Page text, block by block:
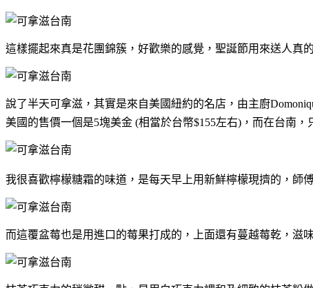
這樣擺起來真是花團錦簇，好歡樂的感覺，聖誕節用來送人真
說了半天可拿滋，其實是來自美國紐約的名店，由主廚
美國的售價一個是5塊美金 (相當於台幣$155左右)，而在台南，
我很喜歡檸檬糖霜的味道，是每天早上用新鮮檸檬現擠的，師
而這覆盆莓也是用進口的莓果打成的，上面還有蔓越莓乾，滋